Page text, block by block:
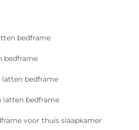
bedframe
bedframe
bedframe
latten bedframe
voor thuis slaapkamer